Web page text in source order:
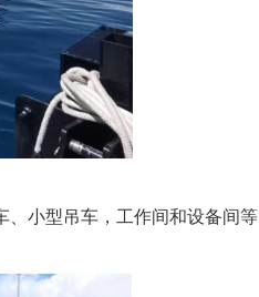
、小型吊车，工作间和设备间等